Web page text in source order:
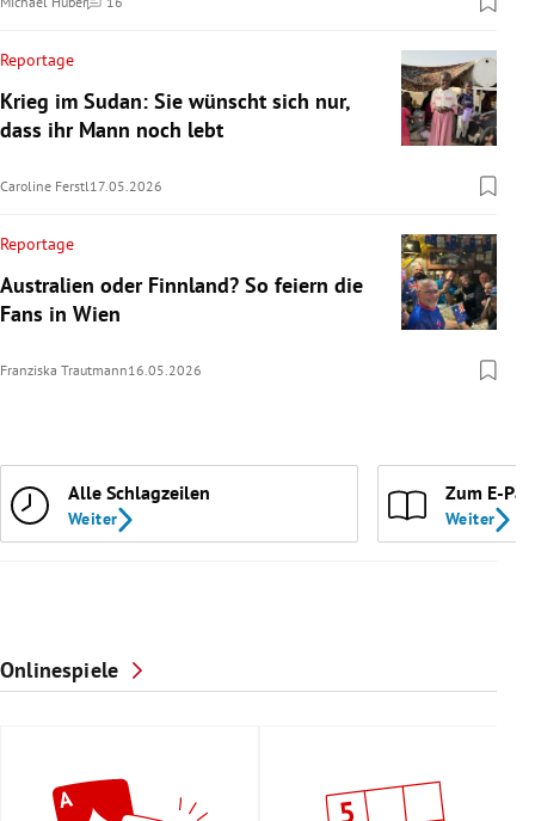
Kommentare
Reportage
Krieg im Sudan: Sie wünscht sich nur,
dass ihr Mann noch lebt
Caroline Ferstl17.05.2026
Reportage
Australien oder Finnland? So feiern die
Fans in Wien
Franziska Trautmann16.05.2026
Alle Schlagzeilen
Weiter
Zum E-
Weiter
Onlinespiele